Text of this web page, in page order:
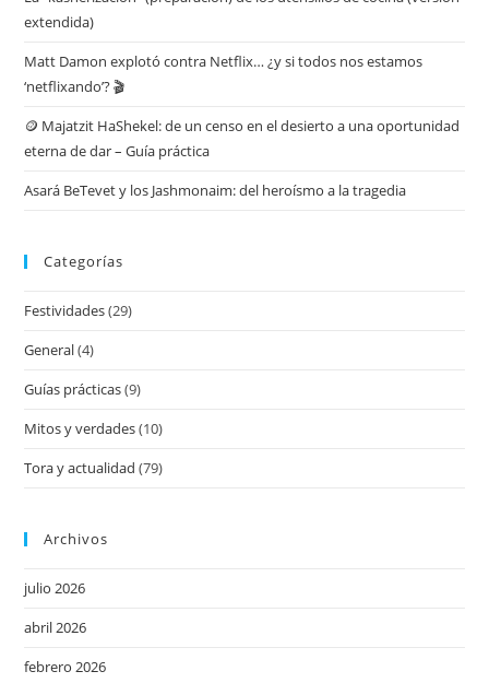
extendida)
Matt Damon explotó contra Netflix… ¿y si todos nos estamos
‘netflixando’? 🎬
🪙 Majatzit HaShekel: de un censo en el desierto a una oportunidad
eterna de dar – Guía práctica
Asará BeTevet y los Jashmonaim: del heroísmo a la tragedia
Categorías
Festividades(29)
General(4)
Guías prácticas(9)
Mitos y verdades(10)
Tora y actualidad (79)
Archivos
julio 2026
abril 2026
febrero 2026